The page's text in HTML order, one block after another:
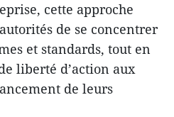
cette approche
de se concentrer
et standards, tout en
liberté d’action aux
de leurs